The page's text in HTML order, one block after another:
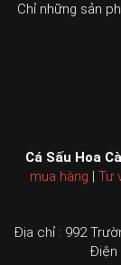
Chỉ những sản
Cá Sấu Hoa
mua hàng | Tư
Địa chỉ : 992
Điện